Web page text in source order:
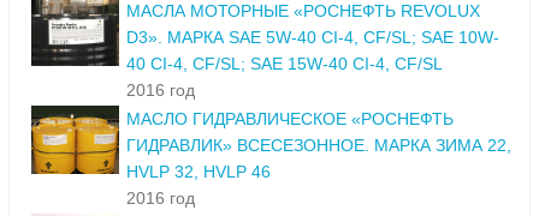
МАСЛА МОТОРНЫЕ «РОСНЕФТЬ REVOLUX
D3». МАРКА SAE 5W-40 CI-4, CF/SL; SAE 10W-
40 CI-4, CF/SL; SAE 15W-40 CI-4, CF/SL
2016 год
МАСЛО ГИДРАВЛИЧЕСКОЕ «РОСНЕФТЬ
ГИДРАВЛИК» ВСЕСЕЗОННОЕ. МАРКА ЗИМА 22,
HVLP 32, HVLP 46
2016 год